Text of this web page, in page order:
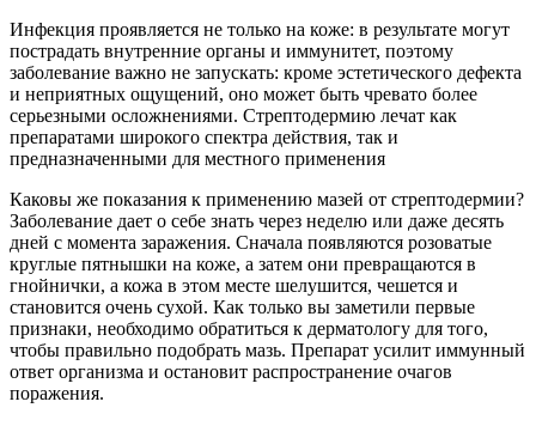
Инфекция проявляется не только на коже: в результате могут
пострадать внутренние органы и иммунитет, поэтому
заболевание важно не запускать: кроме эстетического дефекта
и неприятных ощущений, оно может быть чревато более
серьезными осложнениями. Стрептодермию лечат как
препаратами широкого спектра действия, так и
предназначенными для местного применения
Каковы же показания к применению мазей от стрептодермии?
Заболевание дает о себе знать через неделю или даже десять
дней с момента заражения. Сначала появляются розоватые
круглые пятнышки на коже, а затем они превращаются в
гнойнички, а кожа в этом месте шелушится, чешется и
становится очень сухой. Как только вы заметили первые
признаки, необходимо обратиться к дерматологу для того,
чтобы правильно подобрать мазь. Препарат усилит иммунный
ответ организма и остановит распространение очагов
поражения.